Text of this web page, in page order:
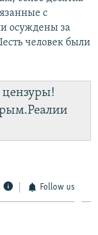
с
осуждены за
человек были
цензуры!
Follow us